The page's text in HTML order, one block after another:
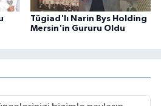
Tügiad'lı Narin Bys Holding
Mersin'in Gururu Oldu